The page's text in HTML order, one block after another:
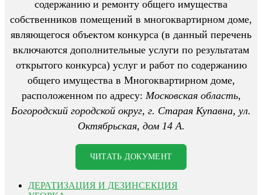
содержанию и ремонту общего имущества
собственников помещений в многоквартирном доме,
являющегося объектом конкурса (в данный перечень
включаются дополнительные услуги по результатам
открытого конкурса) услуг и работ по содержанию
общего имущества в Многоквартирном доме,
расположенном по адресу: Московская область,
Богородский городской округ, г. Старая Купавна, ул.
Октябрьская, дом 14 А.
ЧИТАТЬ ДОКУМЕНТ
ДЕРАТИЗАЦИЯ И ДЕЗИНСЕКЦИЯ